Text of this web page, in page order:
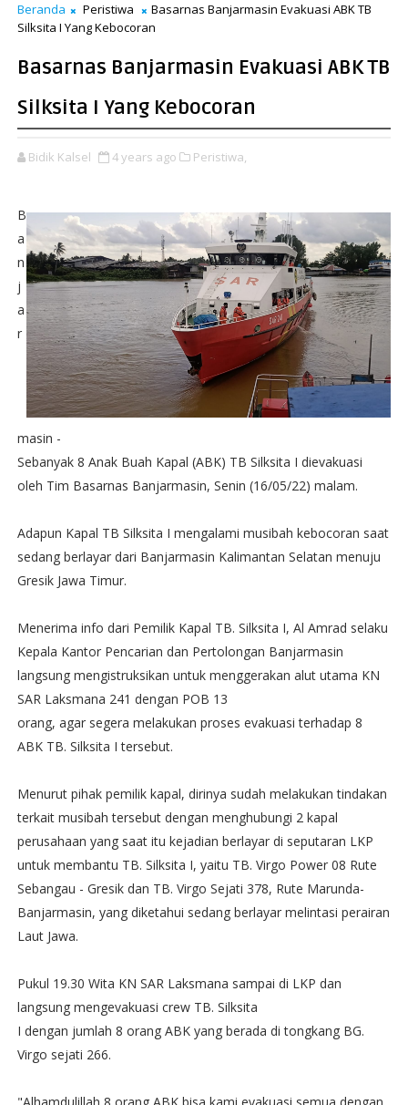
Beranda Peristiwa
Basarnas Banjarmasin Evakuasi ABK TB
Silksita I Yang Kebocoran
Basarnas Banjarmasin Evakuasi ABK TB
Silksita I Yang Kebocoran
Bidik Kalsel 4 years ago Peristiwa,
B
a
n
j
a
r
masin -
Sebanyak 8 Anak Buah Kapal (ABK) TB Silksita I dievakuasi
oleh Tim Basarnas Banjarmasin, Senin (16/05/22) malam.
Adapun Kapal TB Silksita I mengalami musibah kebocoran saat
sedang berlayar dari Banjarmasin Kalimantan Selatan menuju
Gresik Jawa Timur.
Menerima info dari Pemilik Kapal TB. Silksita I, Al Amrad selaku
Kepala Kantor Pencarian dan Pertolongan Banjarmasin
langsung mengistruksikan untuk menggerakan alut utama KN
SAR Laksmana 241 dengan POB 13
orang, agar segera melakukan proses evakuasi terhadap 8
ABK TB. Silksita I tersebut.
Menurut pihak pemilik kapal, dirinya sudah melakukan tindakan
terkait musibah tersebut dengan menghubungi 2 kapal
perusahaan yang saat itu kejadian berlayar di seputaran LKP
untuk membantu TB. Silksita I, yaitu TB. Virgo Power 08 Rute
Sebangau - Gresik dan TB. Virgo Sejati 378, Rute Marunda-
Banjarmasin, yang diketahui sedang berlayar melintasi perairan
Laut Jawa.
Pukul 19.30 Wita KN SAR Laksmana sampai di LKP dan
langsung mengevakuasi crew TB. Silksita
I dengan jumlah 8 orang ABK yang berada di tongkang BG.
Virgo sejati 266.